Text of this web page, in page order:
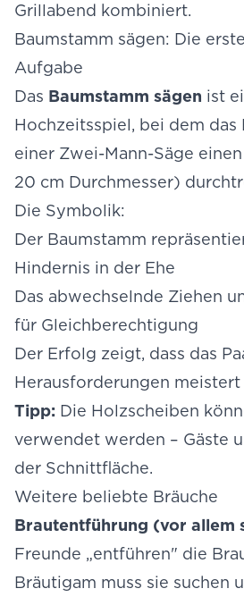
Grillabend kombiniert.
Baumstamm sägen: Die
Aufgabe
Das Baumstamm sägen ist
Hochzeitsspiel, bei dem das
einer Zwei-Mann-Säge
20 cm Durchmesser)
Die Symbolik:
Der Baumstamm
Hindernis in der Ehe
Das abwechselnde Ziehen
für Gleichberechtigung
Der Erfolg zeigt, dass das
Herausforderungen meistert
Tipp: Die Holzscheiben
verwendet werden – Gäste
der Schnittfläche.
Weitere beliebte Bräuche
Brautentführung (vor allem
Freunde „entführen" die
Bräutigam muss sie suchen